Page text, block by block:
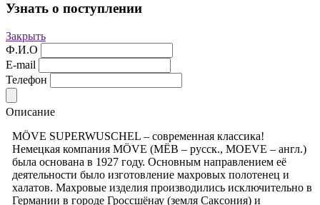
Узнать о поступлении
Закрыть
Ф.И.О
E-mail
Телефон
Описание
MÖVE SUPERWUSCHEL – современная классика!
Немецкая компания MÖVE (МЁВ – русск., MOEVE – англ.)
была основана в 1927 году. Основным направлением её
деятельности было изготовление махровых полотенец и
халатов. Махровые изделия производились исключительно в
Германии в городе Гроссшёнау (земля Саксония) и